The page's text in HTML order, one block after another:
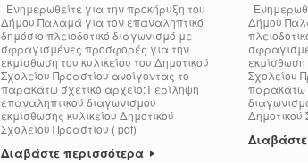
Ενημερωθείτε για την προκήρυξη του
Δήμου Παλαμά για τον επαναληπτικό
δημόσιο πλειοδοτικό διαγωνισμό με
σφραγισμένες προσφορές για την
εκμίσθωση του κυλικείου του Δημοτικού
Σχολείου Προαστίου ανοίγοντας το
παρακάτω σχετικό αρχείο: Περίληψη
επαναληπτικού διαγωνισμού
εκμίσθωσης κυλικείου Δημοτικού
Σχολείου Προαστίου ( pdf)
Διαβάστε περισσότερα
Δήμου
εκμίσθωση
Σχολείου
παρακάτω